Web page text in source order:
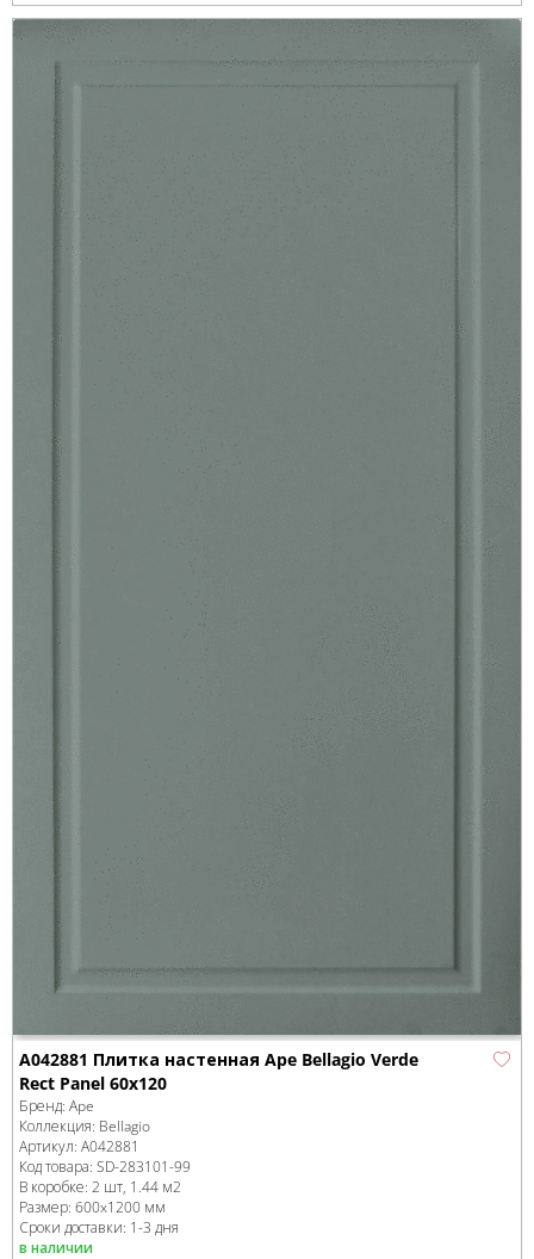
A042881 Плитка настенная Ape Bellagio Verde
Rect Panel 60x120
Бренд: Ape
Коллекция: Bellagio
Артикул: A042881
Код товара: SD-283101-99
В коробке: 2 шт, 1.44 м2
Размер: 600x1200 мм
Сроки доставки: 1-3 дня
в наличии